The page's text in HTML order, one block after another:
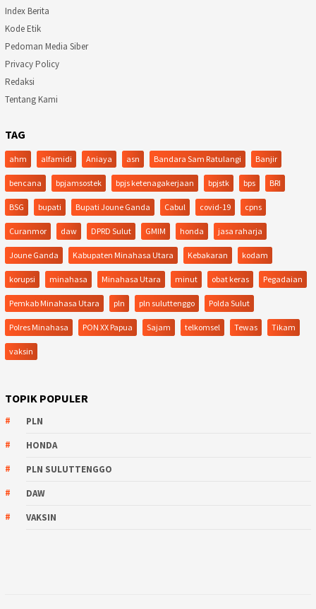
Index Berita
Kode Etik
Pedoman Media Siber
Privacy Policy
Redaksi
Tentang Kami
TAG
ahm alfamidi Aniaya asn Bandara Sam Ratulangi Banjir
bencana bpjamsostek bpjs ketenagakerjaan bpjstk bps BRI
BSG bupati Bupati Joune Ganda Cabul covid-19 cpns
Curanmor daw DPRD Sulut GMIM honda jasa raharja
Joune Ganda Kabupaten Minahasa Utara Kebakaran kodam
korupsi minahasa Minahasa Utara minut obat keras Pegadaian
Pemkab Minahasa Utara pln pln suluttenggo Polda Sulut
Polres Minahasa PON XX Papua Sajam telkomsel Tewas Tikam
vaksin
TOPIK POPULER
PLN
HONDA
PLN SULUTTENGGO
DAW
VAKSIN